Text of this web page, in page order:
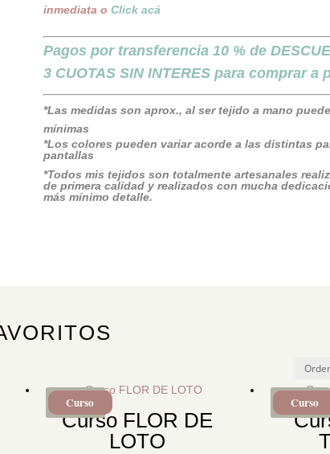
inmediata o Click acá
Pagos por transferencia 10 % de
3 CUOTAS SIN INTERES para comprar a
*Las medidas son aprox., al ser tejido a mano
mínimas
*Los colores pueden variar acorde a las distintas
pantallas
*Todos mis tejidos son totalmente artesanales
de primera calidad y realizados con mucha
más mínimo detalle.
SALE!
Curso
Curso FLOR DE
LOTO
SALE!
Curso